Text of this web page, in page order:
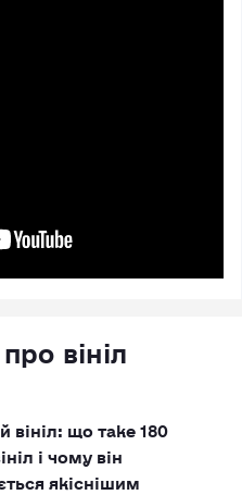
вініл
вініл: що таке 180
і чому він
якіснішим